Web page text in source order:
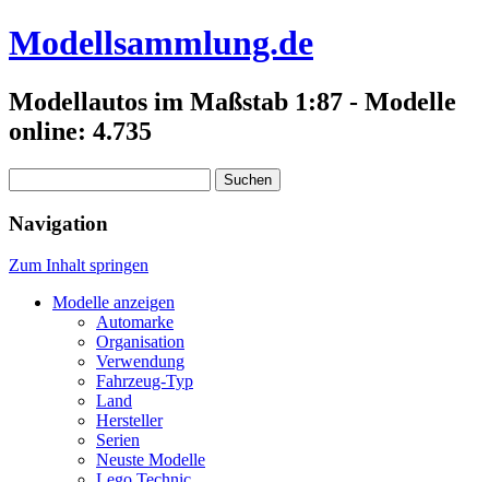
Modellsammlung.de
Modellautos im Maßstab 1:87 - Modelle
online: 4.735
nach:
Navigation
Zum Inhalt springen
Modelle anzeigen
Automarke
Organisation
Verwendung
Fahrzeug-Typ
Land
Hersteller
Serien
Neuste Modelle